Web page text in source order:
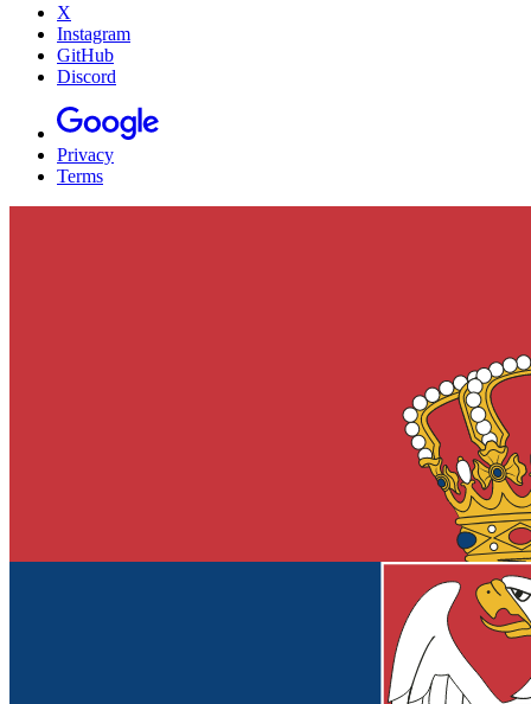
X
Instagram
GitHub
Discord
Privacy
Terms